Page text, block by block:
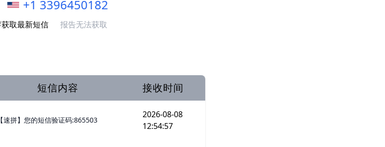
+1 3396450182
获取最新短信 报告无法获取
短信内容 接收时间
【速拼】您的短信验证码:865503
2026-08-08
12:54:57